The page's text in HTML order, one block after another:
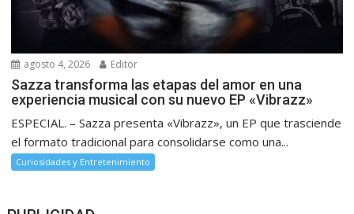
agosto 4, 2026 Editor
Sazza transforma las etapas del amor en una
experiencia musical con su nuevo EP «Vibrazz»
ESPECIAL. – Sazza presenta «Vibrazz», un EP que trasciende
el formato tradicional para consolidarse como una...
Curiosidades y Entretenimiento